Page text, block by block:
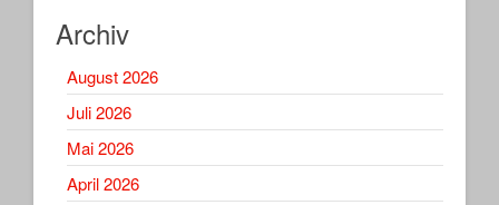
Archiv
August 2026
Juli 2026
Mai 2026
April 2026